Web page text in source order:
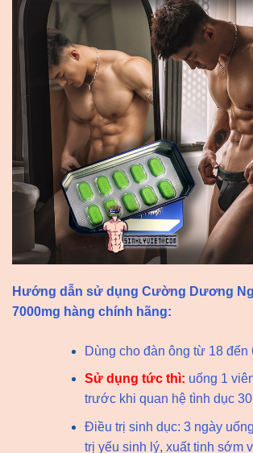
Hướng dẫn sử dụng Cường Dương
7000mg hàng chính hãng:
Dùng cho đàn ông từ 18 đến
Sử dụng tức thì: uống 1
trước khi quan hệ tình dục
Điều trị sinh dục: 3 ngày
trị yếu sinh lý, xuất tinh sớm